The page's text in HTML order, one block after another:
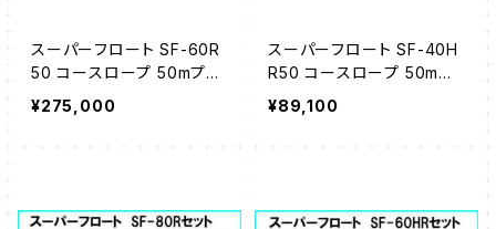
スーパーフロート SF-60R
50 コースロープ 50mプー
ル用
¥275,000
スーパーフロート SF-40H
R50 コースロープ 50mプ
ール用
¥89,100